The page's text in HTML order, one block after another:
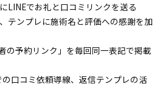
LINEでお礼と口コミリンクを送る
、テンプレに施術名と評価への感謝を加
の予約リンク」を毎回同一表記で掲載
の口コミ依頼導線、返信テンプレの活